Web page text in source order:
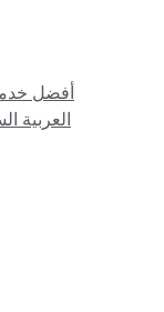
أفضل
العربية